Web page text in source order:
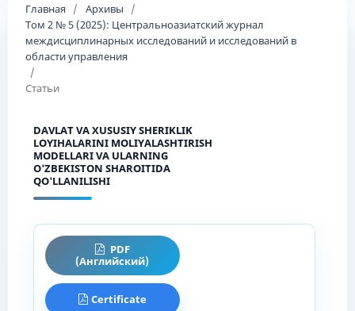
Главная / Архивы
/
Том 2 № 5 (2025): Центральноазиатский журнал
междисциплинарных исследований и исследований в
области управления
/
Статьи
DAVLAT VA XUSUSIY SHERIKLIK
LOYIHALARINI MOLIYALASHTIRISH
MODELLARI VA ULARNING
O'ZBEKISTON SHAROITIDA
QO'LLANILISHI
PDF
(Английский)
Certificate